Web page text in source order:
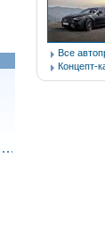
Все
Концепт-